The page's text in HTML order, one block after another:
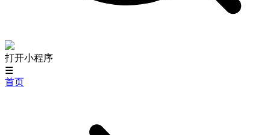
打开小程序
☰
首页